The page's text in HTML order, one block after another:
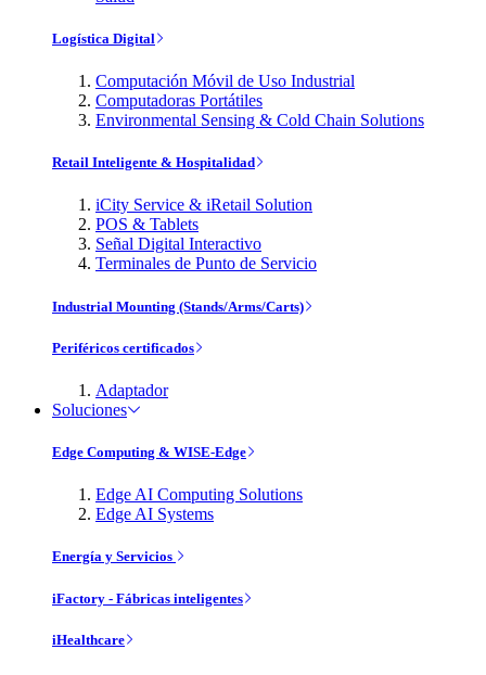
Logística Digital
Computación Móvil de Uso Industrial
Computadoras Portátiles
Environmental Sensing & Cold Chain Solutions
Retail Inteligente & Hospitalidad
iCity Service & iRetail Solution
POS & Tablets
Señal Digital Interactivo
Terminales de Punto de Servicio
Industrial Mounting (Stands/Arms/Carts)
Periféricos certificados
Adaptador
Soluciones
Edge Computing & WISE-Edge
Edge AI Computing Solutions
Edge AI Systems
Energía y Servicios
iFactory - Fábricas inteligentes
iHealthcare